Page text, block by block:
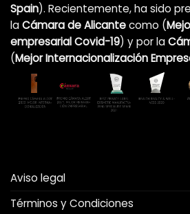
Spain). Recientemente, ha sido
laCámara de Alicantecomo (
empresarial Covid-19) y por la
(Mejor Internacionalización
Aviso legal
Términos y Condiciones